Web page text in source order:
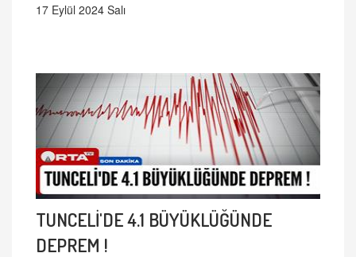
17 Eylül 2024 Salı
TUNCELİ'DE 4.1 BÜYÜKLÜĞÜNDE
DEPREM !